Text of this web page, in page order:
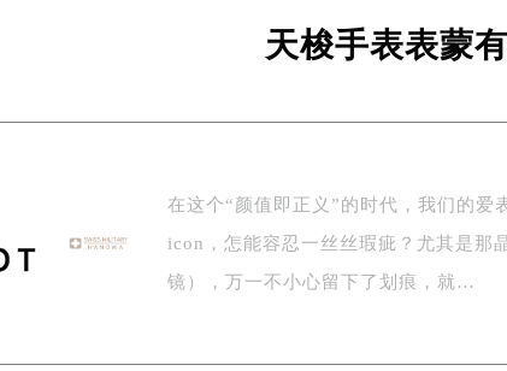
天梭手表表蒙
在这个“颜值即正义”的时代，我们的
icon，怎能容忍一丝丝瑕疵？尤其是那
镜），万一不小心留下了划痕，就…